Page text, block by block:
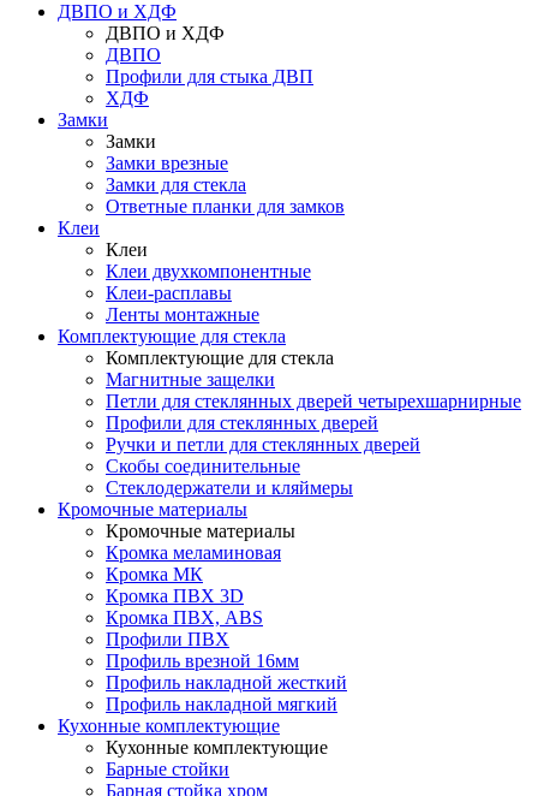
ДВПО и ХДФ
ДВПО и ХДФ
ДВПО
Профили для стыка ДВП
ХДФ
Замки
Замки
Замки врезные
Замки для стекла
Ответные планки для замков
Клеи
Клеи
Клеи двухкомпонентные
Клеи-расплавы
Ленты монтажные
Комплектующие для стекла
Комплектующие для стекла
Магнитные защелки
Петли для стеклянных дверей четырехшарнирные
Профили для стеклянных дверей
Ручки и петли для стеклянных дверей
Скобы соединительные
Стеклодержатели и кляймеры
Кромочные материалы
Кромочные материалы
Кромка меламиновая
Кромка МК
Кромка ПВХ 3D
Кромка ПВХ, ABS
Профили ПВХ
Профиль врезной 16мм
Профиль накладной жесткий
Профиль накладной мягкий
Кухонные комплектующие
Кухонные комплектующие
Барные стойки
Барная стойка хром